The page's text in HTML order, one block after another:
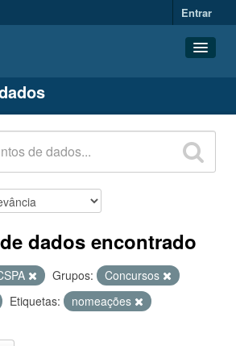
Entrar
dados encontrado
Grupos:
Concursos
Etiquetas:
nomeações